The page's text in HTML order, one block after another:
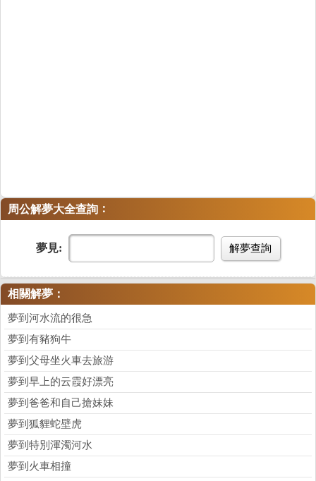
周公解夢大全查詢 ：
夢見: 解夢查詢
相關解夢：
夢到河水流的很急
夢到有豬狗牛
夢到父母坐火車去旅游
夢到早上的云霞好漂亮
夢到爸爸和自己搶妹妹
夢到狐貍蛇壁虎
夢到特別渾濁河水
夢到火車相撞